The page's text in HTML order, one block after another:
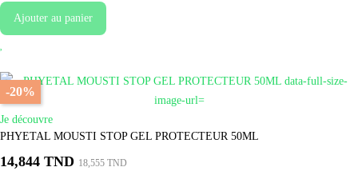
Ajouter au panier
-20%
Je découvre
PHYETAL MOUSTI STOP GEL PROTECTEUR 50ML
14,844 TND 18,555 TND